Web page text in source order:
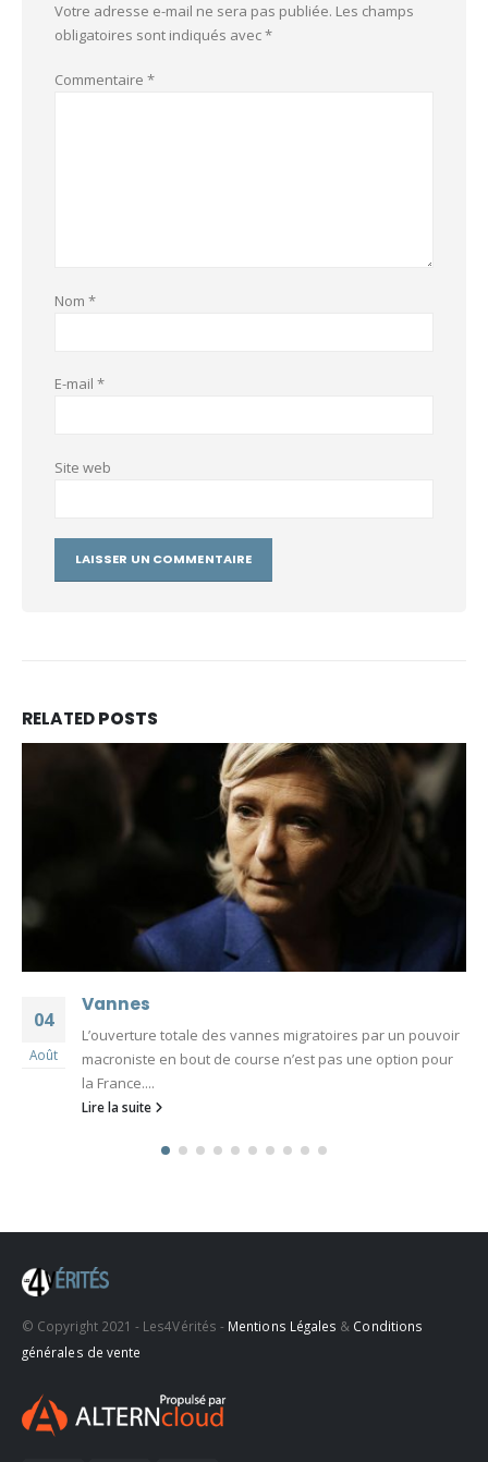
Votre adresse e-mail ne sera pas publiée. Les champs
obligatoires sont indiqués avec*
Commentaire *
Nom *
E-mail *
Site web
RELATEDPOSTS
04
Août
Vannes
L’ouverture totale des vannes migratoires par un pouvoir
macroniste en bout de course n’est pas une option pour
la France....
Lire la suite
© Copyright 2021 - Les4Vérités - Mentions Légales & Conditions
générales de vente